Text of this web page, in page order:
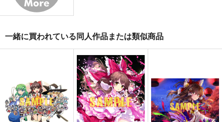
2,200円（税込）
サンプル サンプル
カート
一緒に買われている同人作品または類似商品